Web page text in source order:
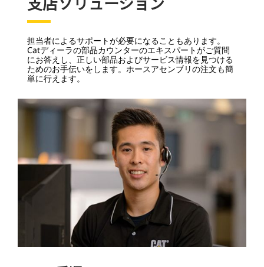
担当者によるサポートが必要になることもあります。
Catディーラの部品カウンターのエキスパートがご質問
にお答えし、正しい部品およびサービス情報を見つける
ためのお手伝いをします。 ホースアセンブリの注文も簡
単に行えます。